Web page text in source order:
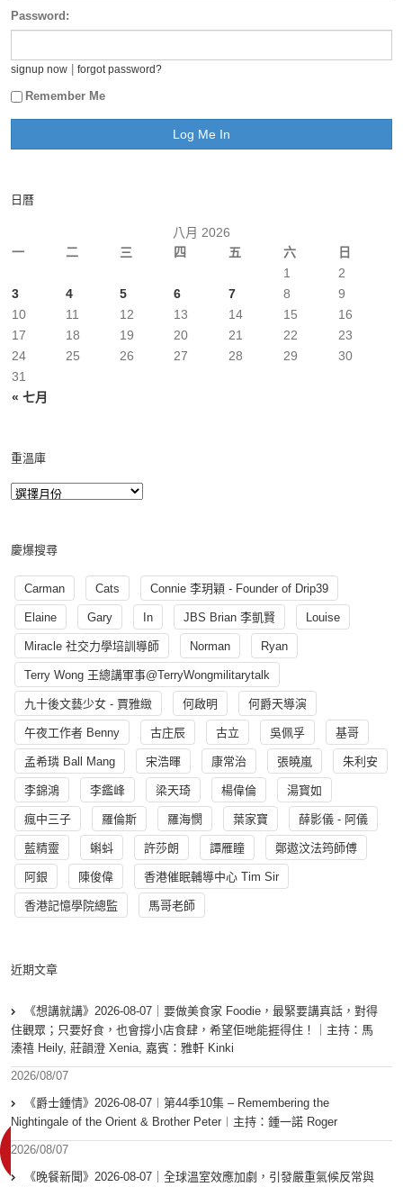
Password:
signup now forgot password?
Remember Me
日曆
八月 2026
一
二 三 四 五 六 日
« 七月
1
2
3
4 5 6 7 8
9
10
11 12 13 14 15
16
17
18 19 20 21 22
23
24
25 26 27 28 29
30
31
重溫庫
慶爆搜尋
Carman Cats Connie 李玥穎 - Founder of Drip39
Elaine Gary In JBS Brian 李凱賢 Louise
Miracle 社交力學培訓導師 Norman Ryan
Terry Wong 王總講軍事@TerryWongmilitarytalk
九十後文藝少女 - 賈雅緻 何啟明 何爵天導演
午夜工作者 Benny 古庄辰 古立 吳佩孚 基哥
孟希璘 Ball Mang 宋浩暉 康常治 張曉嵐 朱利安
李錦鴻 李鑑峰 梁天琦 楊偉倫 湯寳如
瘋中三子 羅倫斯 羅海憫 葉家寶 薛影儀 - 阿儀
藍精靈 蝌蚪 許莎朗 譚雁瞳 鄭遨汶法筠師傅
阿銀 陳俊偉 香港催眠輔導中心 Tim Sir
香港記憶學院總監 馬哥老師
近期文章
《想講就講》2026-08-07｜要做美食家 Foodie，最緊要講真話，對得
住觀眾；只要好食，也會撐小店食肆，希望佢哋能捱得住！｜主持：馬
溱禧 Heily, 莊韻澄 Xenia, 嘉賓：雅軒 Kinki
2026/08/07
《爵士鍾情》2026-08-07︱第44季10集 – Remembering the
Nightingale of the Orient & Brother Peter︱主持：鍾一諾 Roger
2026/08/07
《晚餐新聞》2026-08-07｜全球溫室效應加劇，引發嚴重氣候反常與